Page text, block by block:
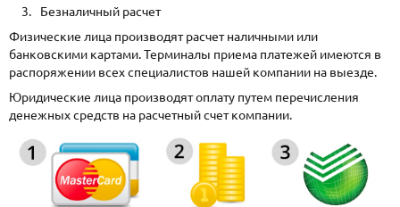
Безналичный расчет
Физические лица производят расчет наличными или
банковскими картами. Терминалы приема платежей имеются в
распоряжении всех специалистов нашей компании на выезде.
Юридические лица производят оплату путем перечисления
денежных средств на расчетный счет компании.